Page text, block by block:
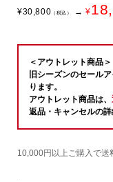
¥30,800 （税込） → ¥
＜アウトレット商品＞
旧シーズンのセール
ります。
アウトレット商品は、
返品・キャンセルの
10,000円以上ご購入で送